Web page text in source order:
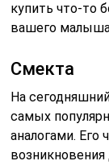
купить что-то
вашего
Смекта
На
самых
аналогами. Его